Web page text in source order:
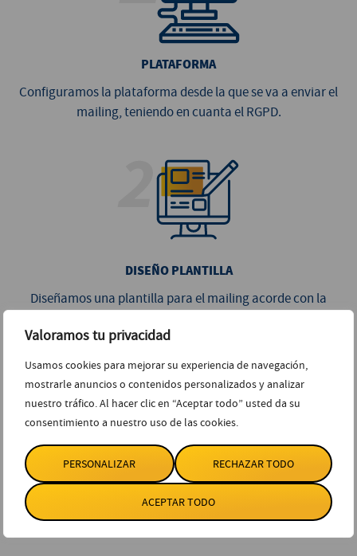
Valoramos tu privacidad
Usamos cookies para mejorar su experiencia de navegación,
mostrarle anuncios o contenidos personalizados y analizar
nuestro tráfico. Al hacer clic en “Aceptar todo” usted da su
consentimiento a nuestro uso de las cookies.
PERSONALIZAR RECHAZAR TODO
ACEPTAR TODO
PLATAFORMA
Configuramos la plataforma desde la que se va a enviar el
mailing, teniendo en cuanta el RGPD.
DISEÑO PLANTILLA
Diseñamos una plantilla para el mailing acorde con la
ENVÍO MAILING
Saber cuándo realizar el envío del mailing es fundamental
para que produzca más conversiones.